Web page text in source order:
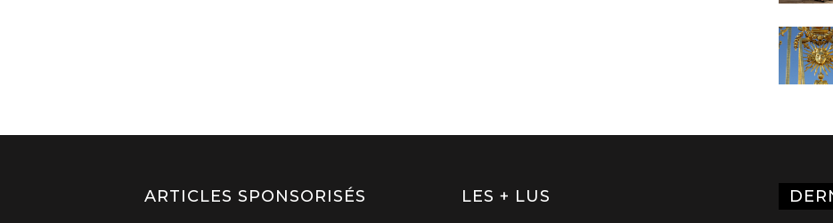
ARTICLES SPONSORISÉS LES + LUS